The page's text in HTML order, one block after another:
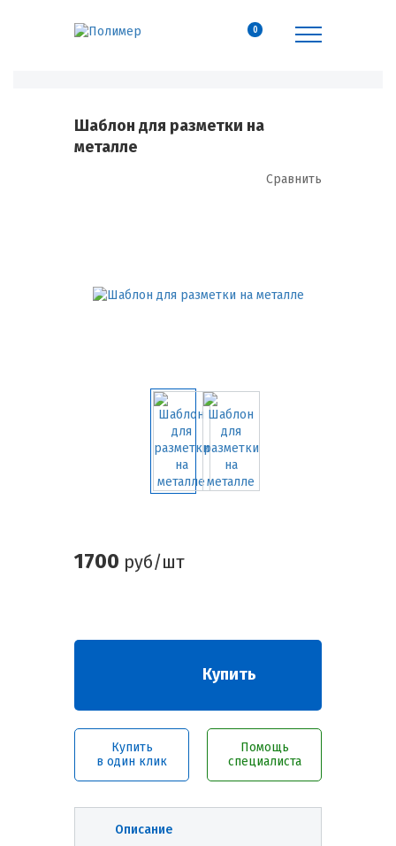
0
Шаблон для разметки на
металле
Сравнить
1700 руб/шт
Купить
Купить
в один клик
Помощь
специалиста
Описание